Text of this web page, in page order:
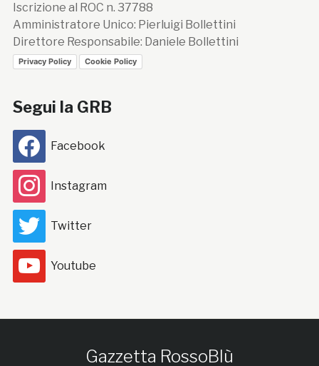
Iscrizione al ROC n. 37788
Amministratore Unico: Pierluigi Bollettini
Direttore Responsabile: Daniele Bollettini
Privacy Policy Cookie Policy
Segui la GRB
Facebook
Instagram
Twitter
Youtube
Gazzetta RossoBlù